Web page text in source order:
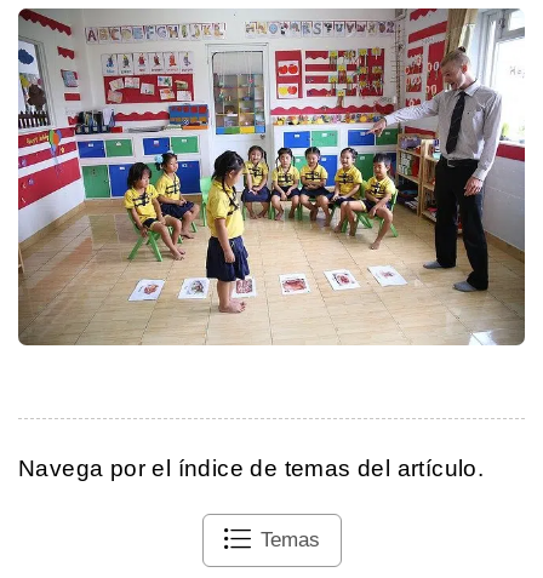
Navega por el índice de temas del artículo.
Temas